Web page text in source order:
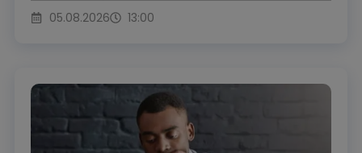
05.08.2026
13:00